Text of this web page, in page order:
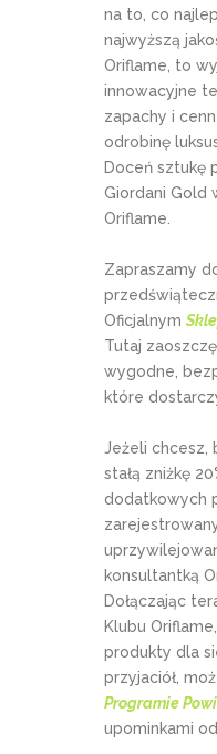
na to, co
najwyższą
Oriflame, to
innowacyjne
zapachy i
odrobinę
Doceń sztukę
Giordani Gold
Oriflame.
Zapraszamy
Oficjalnym
Tutaj
wygodne,
które
Jeżeli chcesz,
stałą zniżkę
dodatkowych
konsultantką
Dołączając
Klubu
produkty dla
przyjaciół,
Programie
upominkami